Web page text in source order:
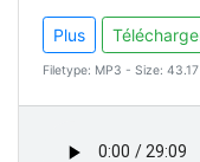
Plus
Filetype: MP3 - Size: